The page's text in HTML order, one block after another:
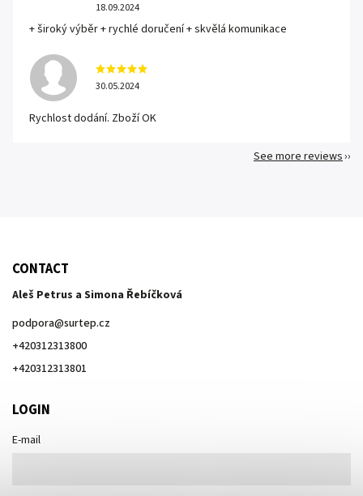
18.09.2024
+ široký výběr + rychlé doručení + skvělá komunikace
30.05.2024
Rychlost dodání. Zboží OK
See more reviews
CONTACT
Aleš Petrus a Simona Řebíčková
podpora@surtep.cz
+420312313800
+420312313801
LOGIN
E-mail